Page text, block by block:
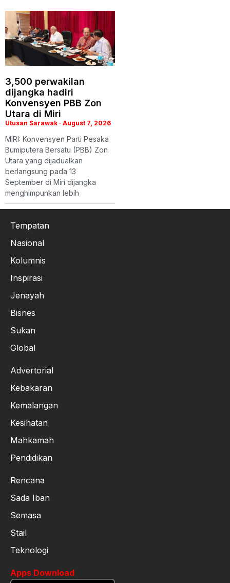
3,500 perwakilan
dijangka hadiri
Konvensyen PBB Zon
Utara di Miri
Utusan Sarawak August 7, 2026
MIRI: Konvensyen Parti Pesaka
Bumiputera Bersatu (PBB) Zon
Utara yang dijadualkan
berlangsung pada 13
September di Miri dijangka
menghimpunkan lebih
Tempatan
Nasional
Kolumnis
Inspirasi
Jenayah
Bisnes
Sukan
Global
Advertorial
Kebakaran
Kemalangan
Kesihatan
Mahkamah
Pendidikan
Rencana
Sada Iban
Semasa
Stail
Teknologi
Apps Download